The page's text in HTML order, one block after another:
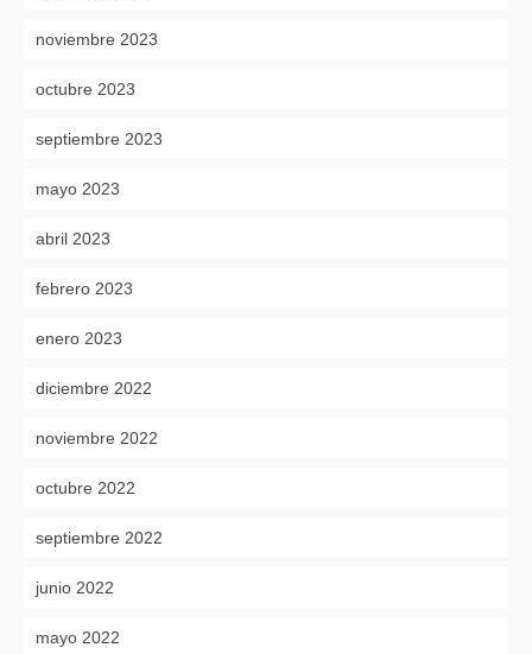
noviembre 2023
octubre 2023
septiembre 2023
mayo 2023
abril 2023
febrero 2023
enero 2023
diciembre 2022
noviembre 2022
octubre 2022
septiembre 2022
junio 2022
mayo 2022